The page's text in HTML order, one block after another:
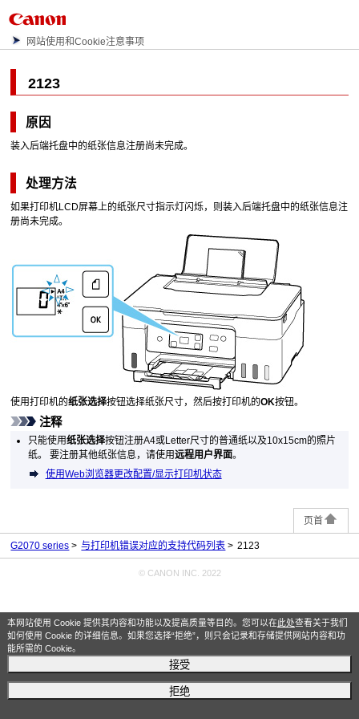
本网站使用 Cookie 提供其内容和功能以及提高质量等目的。您可以在此处查看关于我们
如何使用 Cookie 的详细信息。如果您选择“拒绝”，则只会记录和存储提供网站内容和功
能所需的 Cookie。
接受
拒绝
网站使用和Cookie注意事项
2123
原因
装入后端托盘中的纸张信息注册尚未完成。
处理方法
如果打印机LCD屏幕上的纸张尺寸指示灯闪烁，则装入后端托盘中的纸张信息注
册尚未完成。
使用打印机的纸张选择按钮选择纸张尺寸，然后按打印机的OK按钮。
注释
只能使用纸张选择按钮注册A4或Letter尺寸的普通纸以及10x15cm的照片
纸。
要注册其他纸张信息，请使用远程用户界面。
使用Web浏览器更改配置/显示打印机状态
页首
G2070 series 与打印机错误对应的支持代码列表 2123
© CANON INC. 2022